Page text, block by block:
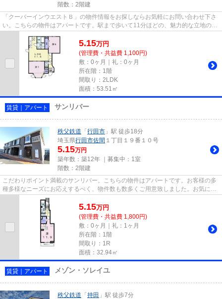
階数：2階建
「クーバーインウエストＢ」の物件情報をお探しならお気軽にお問い合わせ下さ
い。こちらの物件はアパートです。駅まで歩いて11分ほどの、魅力的な立地の物
5.15万円
(管理費・共益費 1,100円)
敷：0ヶ月｜礼：0ヶ月
所在階：1階
間取り：2LDK
面積：53.51㎡
賃貸｜アパート サンリバー
秩父鉄道 「 行田市 」駅 徒歩18分
埼玉県行田市佐間 １丁目１９番１０号
5.15万円
築年数：築12年 ｜募集中： 1室
階数：2階建
こだわりポイント満載のサンリバー。こちらの物件はアパートです。お客様の多
種多様なニーズにお応えするべく、物件数も数多くご用意致しました。お気に入
りの物件をどうぞ見つけてみ...
5.15万円
(管理費・共益費 1,800円)
敷：0ヶ月｜礼：1ヶ月
所在階：1階
間取り：1R
面積：32.94㎡
賃貸｜アパート メゾン・ソレイユ
秩父鉄道 「 持田 」駅 徒歩7分